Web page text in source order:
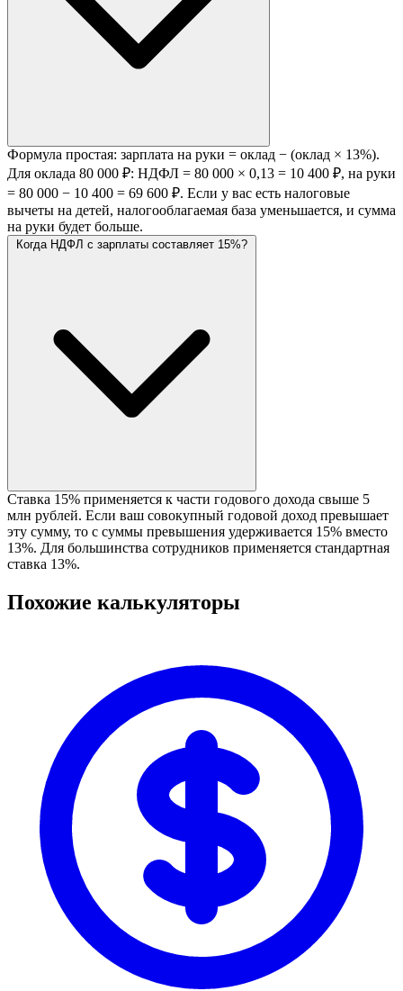
Формула простая: зарплата на руки = оклад − (оклад × 13%).
Для оклада 80 000 ₽: НДФЛ = 80 000 × 0,13 = 10 400 ₽, на руки
= 80 000 − 10 400 = 69 600 ₽. Если у вас есть налоговые
вычеты на детей, налогооблагаемая база уменьшается, и сумма
на руки будет больше.
Когда НДФЛ с зарплаты составляет 15%?
Ставка 15% применяется к части годового дохода свыше 5
млн рублей. Если ваш совокупный годовой доход превышает
эту сумму, то с суммы превышения удерживается 15% вместо
13%. Для большинства сотрудников применяется стандартная
ставка 13%.
Похожие калькуляторы